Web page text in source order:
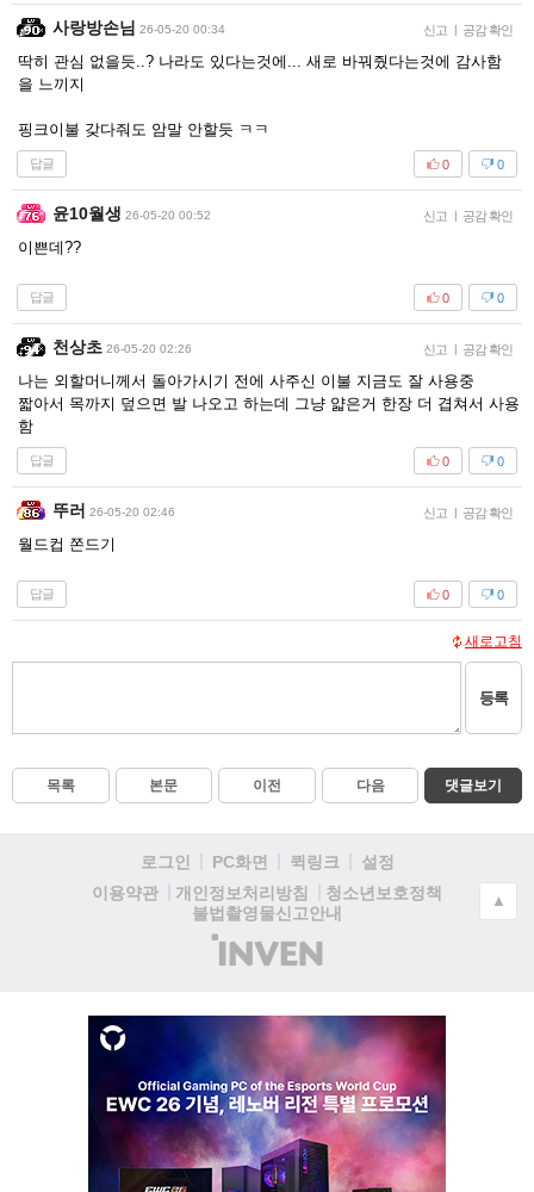
사랑방손님 26-05-20 00:34 신고 | 공감 확인
딱히 관심 없을듯..? 나라도 있다는것에... 새로 바꿔줬다는것에 감사함
을 느끼지
핑크이불 갖다줘도 암말 안할듯 ㅋㅋ
답글 0
0
윤10월생 26-05-20 00:52 신고 | 공감 확인
이쁜데??
답글 0
0
천상초 26-05-20 02:26 신고 | 공감 확인
나는 외할머니께서 돌아가시기 전에 사주신 이불 지금도 잘 사용중
짧아서 목까지 덮으면 발 나오고 하는데 그냥 얇은거 한장 더 겹쳐서 사용
함
답글 0
0
뚜러 26-05-20 02:46 신고 | 공감 확인
월드컵 쫀드기
답글 0
0
새로고침
등록
목록 본문 이전 다음 댓글보기
로그인 PC화면 퀵링크
설정
이용약관
개인정보처리방침
청소년보호정책
불법촬영물신고안내
(주)
인
▲